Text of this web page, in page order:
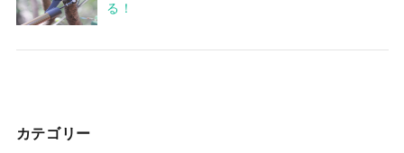
る！
カテゴリー